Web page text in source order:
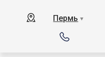
Пермь ▼